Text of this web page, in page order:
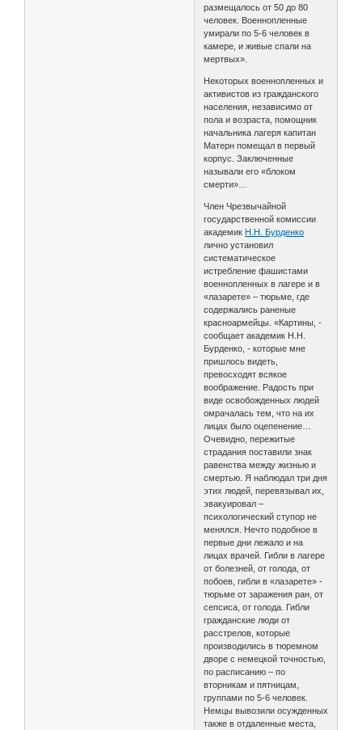
размещалось от 50 до 80
человек. Военнопленные
умирали по 5-6 человек в
камере, и живые спали на
мертвых».
Некоторых военнопленных и
активистов из гражданского
населения, независимо от
пола и возраста, помощник
начальника лагеря капитан
Матерн помещал в первый
корпус. Заключенные
называли его «блоком
смерти»…
Член Чрезвычайной
государственной комиссии
академик Н.Н. Бурденко
лично установил
систематическое
истребление фашистами
военнопленных в лагере и в
«лазарете» – тюрьме, где
содержались раненые
красноармейцы. «Картины, -
сообщает академик Н.Н.
Бурденко, - которые мне
пришлось видеть,
превосходят всякое
воображение. Радость при
виде освобожденных людей
омрачалась тем, что на их
лицах было оцепенение…
Очевидно, пережитые
страдания поставили знак
равенства между жизнью и
смертью. Я наблюдал три дня
этих людей, перевязывал их,
эвакуировал –
психологический ступор не
менялся. Нечто подобное в
первые дни лежало и на
лицах врачей. Гибли в лагере
от болезней, от голода, от
побоев, гибли в «лазарете» -
тюрьме от заражения ран, от
сепсиса, от голода. Гибли
гражданские люди от
расстрелов, которые
производились в тюремном
дворе с немецкой точностью,
по расписанию – по
вторникам и пятницам,
группами по 5-6 человек.
Немцы вывозили осужденных
также в отдаленные места,